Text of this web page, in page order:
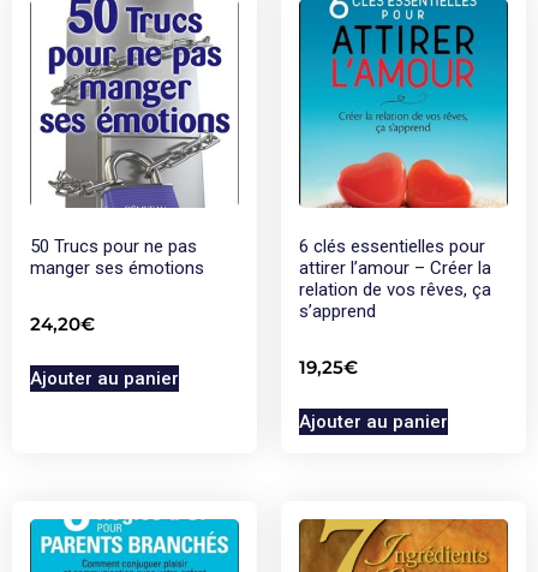
50 Trucs pour ne pas
manger ses émotions
24,20€
Ajouter au panier
6 clés essentielles pour
attirer l’amour – Créer la
relation de vos rêves, ça
s’apprend
19,25€
Ajouter au panier